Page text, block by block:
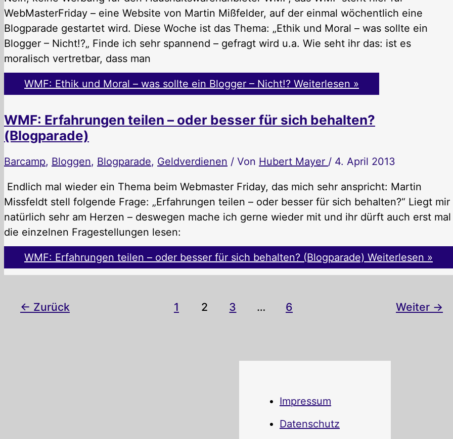
WebMasterFriday – eine Website von Martin Mißfelder, auf der einmal wöchentlich eine
Blogparade gestartet wird. Diese Woche ist das Thema: „Ethik und Moral – was sollte ein
Blogger – Nicht!?„ Finde ich sehr spannend – gefragt wird u.a. Wie seht ihr das: ist es
moralisch vertretbar, dass man
WMF: Ethik und Moral – was sollte ein Blogger – Nicht!? Weiterlesen »
WMF: Erfahrungen teilen – oder besser für sich behalten?
(Blogparade)
Barcamp, Bloggen, Blogparade, Geldverdienen / Von Hubert Mayer / 4. April 2013
Endlich mal wieder ein Thema beim Webmaster Friday, das mich sehr anspricht: Martin
Missfeldt stell folgende Frage: „Erfahrungen teilen – oder besser für sich behalten?“ Liegt mir
natürlich sehr am Herzen – deswegen mache ich gerne wieder mit und ihr dürft auch erst mal
die einzelnen Fragestellungen lesen:
WMF: Erfahrungen teilen – oder besser für sich behalten? (Blogparade) Weiterlesen »
← Zurück 1 2 3 … 6 Weiter →
Impressum
Datenschutz